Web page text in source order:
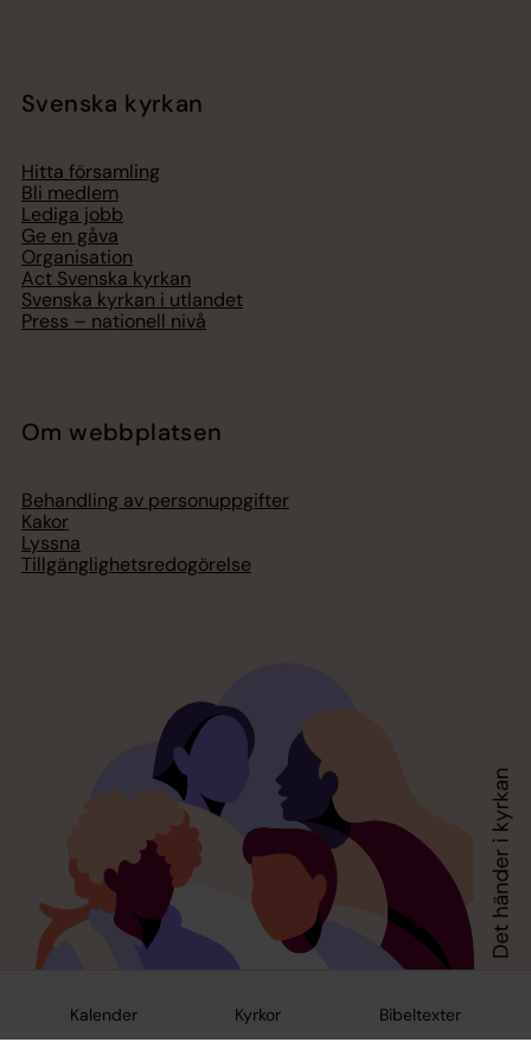
Kalender Kyrkor Bibeltexter
Svenska kyrkan
Hitta församling
Bli medlem
Lediga jobb
Ge en gåva
Organisation
Act Svenska kyrkan
Svenska kyrkan i utlandet
Press – nationell nivå
Om webbplatsen
Behandling av personuppgifter
Kakor
Lyssna
Tillgänglighetsredogörelse